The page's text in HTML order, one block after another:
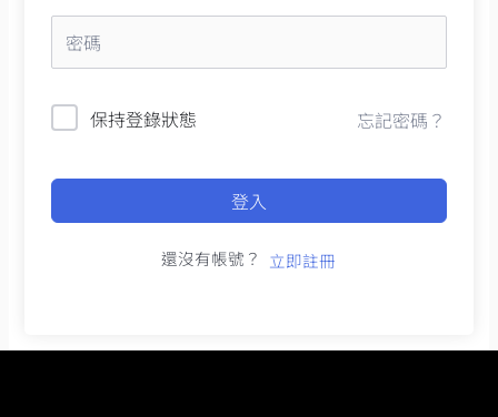
保持登錄狀態 忘記密碼？
登入
還沒有帳號？ 立即註冊